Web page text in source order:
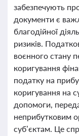
забезпечують
документи є
благодійної
ризиків.
воєнного стану
коригування
податку на
коригування на
допомоги,
неприбутковим
суб’єктам. Це